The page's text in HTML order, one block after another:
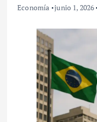
Economía junio 1, 2026